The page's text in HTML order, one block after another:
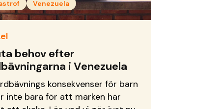
Venezuela
behov efter
i Venezuela
konsekvenser för barn
inte bara för att marken har